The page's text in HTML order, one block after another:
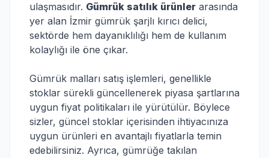
ulaşmasıdır. Gümrük satılık ürünler arasında
yer alan İzmir gümrük şarjlı kırıcı delici,
sektörde hem dayanıklılığı hem de kullanım
kolaylığı ile öne çıkar.
Gümrük malları satış işlemleri, genellikle
stoklar sürekli güncellenerek piyasa şartlarına
uygun fiyat politikaları ile yürütülür. Böylece
sizler, güncel stoklar içerisinden ihtiyacınıza
uygun ürünleri en avantajlı fiyatlarla temin
edebilirsiniz. Ayrıca, gümrüğe takılan